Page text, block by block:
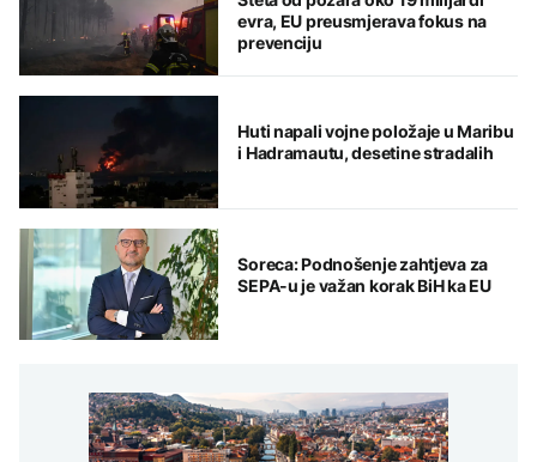
evra, EU preusmjerava fokus na
prevenciju
Huti napali vojne položaje u Maribu
i Hadramautu, desetine stradalih
Soreca: Podnošenje zahtjeva za
SEPA-u je važan korak BiH ka EU